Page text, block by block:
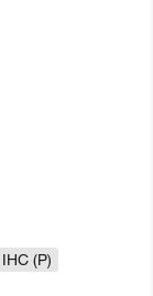
IHC (P)